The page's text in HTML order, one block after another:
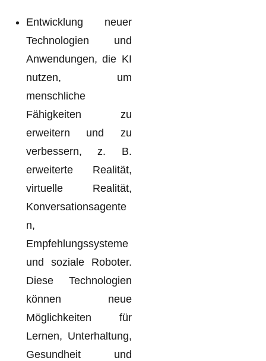
Entwicklung neuer
Technologien und
Anwendungen, die KI
nutzen, um
menschliche
Fähigkeiten zu
erweitern und zu
verbessern, z. B.
erweiterte Realität,
virtuelle Realität,
Konversationsagente
n,
Empfehlungssysteme
und soziale Roboter.
Diese Technologien
können neue
Möglichkeiten für
Lernen, Unterhaltung,
Gesundheit und